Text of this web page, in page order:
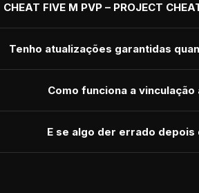
FIVE M PVP – PROJECT
Tenho atualizações garantidas
Como funciona a vinculação
E se algo der errado depois